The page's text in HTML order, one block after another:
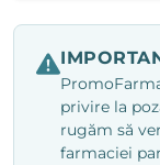
privire la
rugăm să
farmaciei